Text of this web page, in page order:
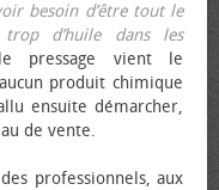
besoin d’être tout le
d’huile dans les
pressage vient le
produit chimique
ensuite démarcher,
de vente.
professionnels, aux